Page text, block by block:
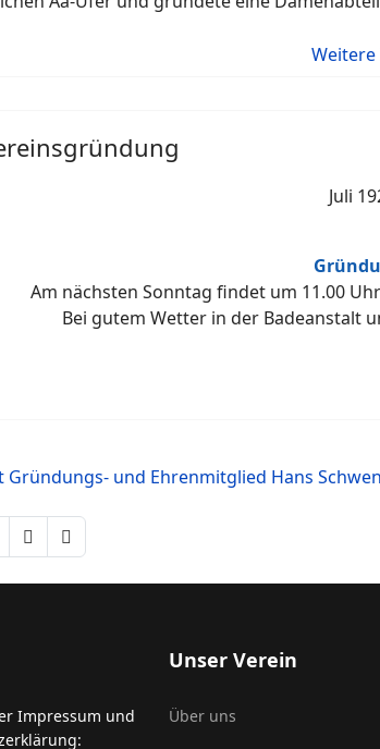
Juli
Am nächsten Sonntag findet um 11.00
Bei gutem Wetter in der Badeanstalt
Gründungs- und Ehrenmitglied Hans
Impressum und
Unser Verein
Über uns